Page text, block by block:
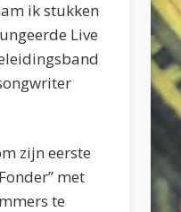
ik stukken
Live
zijn eerste
met
te